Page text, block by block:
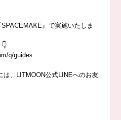
』で実施いたしま
q/guides
、LITMOON公式LINEへのお友